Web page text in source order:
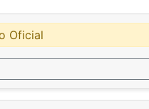
Oficial